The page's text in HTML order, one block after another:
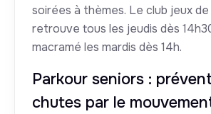
soirées à thèmes. Le club jeux
retrouve tous les jeudis dès
macramé les mardis dès 14h.
Parkour seniors :
chutes par le